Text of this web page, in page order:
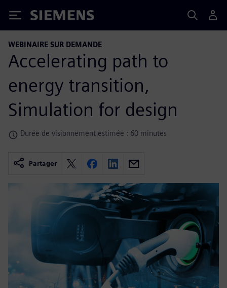
Siemens
WEBINAIRE SUR DEMANDE
Accelerating path to
energy transition,
Simulation for design
Durée de visionnement estimée : 60 minutes
Partager